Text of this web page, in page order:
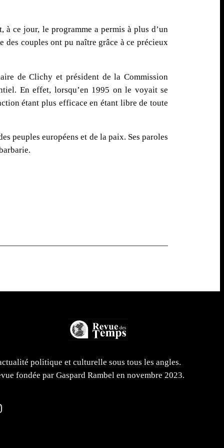
à ce jour, le programme a permis à plus d’un
des couples ont pu naître grâce à ce précieux
de Clichy et président de la Commission
En effet, lorsqu’en 1995 on le voyait se
étant plus efficace en étant libre de toute
peuples européens et de la paix. Ses paroles
politique et culturelle sous tous les angles.
fondée par Gaspard Rambel en novembre 2023.